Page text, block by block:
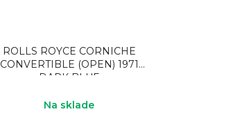
ROLLS ROYCE CORNICHE
CONVERTIBLE (OPEN) 1971
DARK BLUE
Na sklade